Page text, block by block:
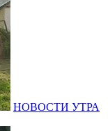
НОВОСТИ УТРА